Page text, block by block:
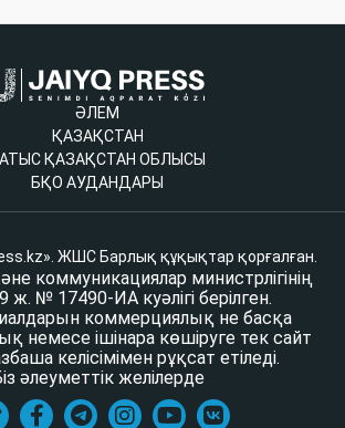
ӘЛЕМ
ҚАЗАҚСТАН
ҚАЗАҚСТАН ОБЛЫСЫ
БҚО АУДАНДАРЫ
ЖШС Барлық құқықтар қорғалған.
коммуникациялар министрлігінің
ж. № 17490-ИА куәлігі берілген.
коммерциялық не басқа
немесе ішінара көшіруге тек сайт
келісімімен рұқсат етіледі.
әлеуметтік желілерде